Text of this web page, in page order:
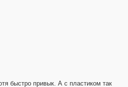
быстро привык. А с пластиком так